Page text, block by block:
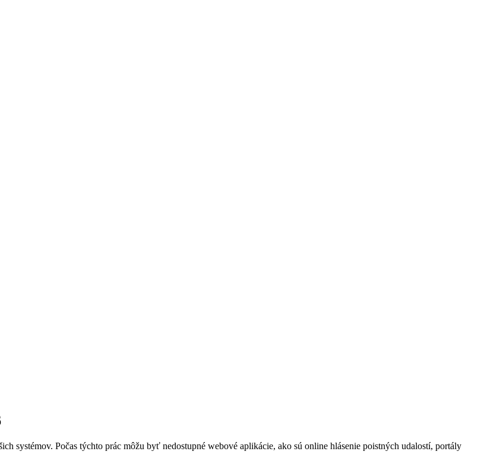
systémov. Počas týchto prác môžu byť nedostupné webové aplikácie, ako sú online hlásenie poistných udalostí, portály